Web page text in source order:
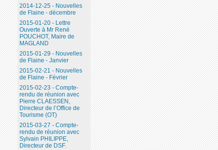
2014-12-25 - Nouvelles
de Flaine - décembre
2015-01-20 - Lettre
Ouverte à Mr René
POUCHOT, Maire de
MAGLAND
2015-01-29 - Nouvelles
de Flaine - Janvier
2015-02-21 - Nouvelles
de Flaine - Février
2015-02-23 - Compte-
rendu de réunion avec
Pierre CLAESSEN,
Directeur de l’Office de
Tourisme (OT)
2015-03-27 - Compte-
rendu de réunion avec
Sylvain PHILIPPE,
Directeur de DSF.